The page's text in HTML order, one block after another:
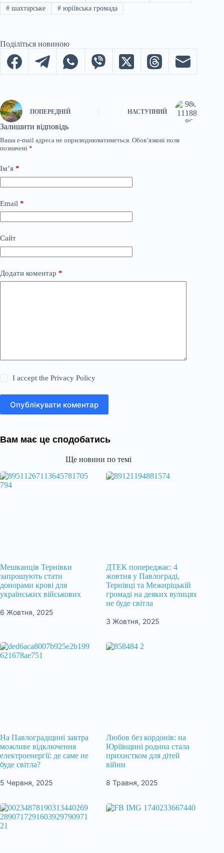
#шахтарське #юріївська громада
Поділіться новиною
ПОПЕРЕДНІЙ НАСТУПНИЙ
Залишити відповідь
Ваша e-mail адреса не оприлюднюватиметься. Обов’язкові поля
позначені *
Ім’я *
Email *
Сайт
Додати коментар *
I accept thePrivacy Policy
Опублікувати коментар
Вам має це сподобатись
Ще новини по темі
Мешканців Тернівки
запрошують стати
донорами крові для
українських військових
6 Жовтня, 2025
ДТЕК попереджає: 4
жовтня у Павлограді,
Тернівці та Межиріцькій
громаді на деяких вулицях
не буде світла
3 Жовтня, 2025
На Павлоградщині завтра
можливе відключення
електроенергії: де саме не
буде світла?
5 Червня, 2025
Любов без кордонів: на
Юріївщині родина стала
прихистком для дітей
війни
8 Травня, 2025